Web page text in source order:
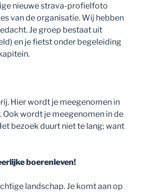
nieuwe strava-profielfoto
van de organisatie. Wij hebben
Je groep bestaat uit
en je fietst onder begeleiding
Hier wordt je meegenomen in
wordt je meegenomen in de
bezoek duurt niet te lang; want
boerenleven!
landschap. Je komt aan op